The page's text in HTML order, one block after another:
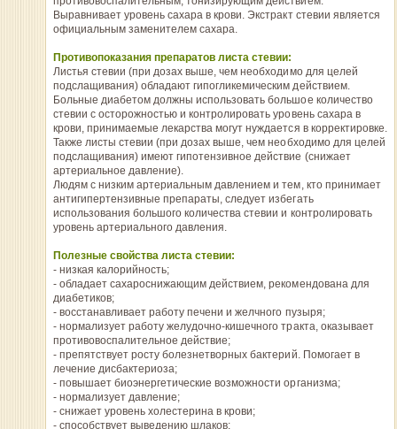
Выравнивает уровень сахара в крови. Экстракт стевии является
официальным заменителем сахара.
Противопоказания препаратов листа стевии:
Листья стевии (при дозах выше, чем необходимо для целей
подслащивания) обладают гипогликемическим действием.
Больные диабетом должны использовать большое количество
стевии с осторожностью и контролировать уровень сахара в
крови, принимаемые лекарства могут нуждается в корректировке.
Также листы стевии (при дозах выше, чем необходимо для целей
подслащивания) имеют гипотензивное действие (снижает
артериальное давление).
Людям с низким артериальным давлением и тем, кто принимает
антигипертензивные препараты, следует избегать
использования большого количества стевии и контролировать
уровень артериального давления.
Полезные свойства листа стевии:
- низкая калорийность;
- обладает сахароснижающим действием, рекомендована для
диабетиков;
- восстанавливает работу печени и желчного пузыря;
- нормализует работу желудочно-кишечного тракта, оказывает
противовоспалительное действие;
- препятствует росту болезнетворных бактерий. Помогает в
лечение дисбактериоза;
- повышает биоэнергетические возможности организма;
- нормализует давление;
- снижает уровень холестерина в крови;
- способствует выведению шлаков;